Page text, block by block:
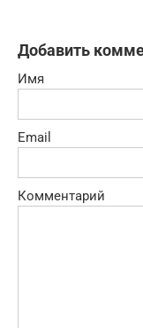
Добавить
Имя
Email
Комментарий